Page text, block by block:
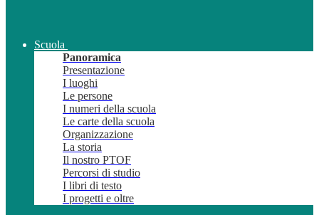
Scuola
Panoramica
Presentazione
I luoghi
Le persone
I numeri della scuola
Le carte della scuola
Organizzazione
La storia
Il nostro PTOF
Percorsi di studio
I libri di testo
I progetti e oltre